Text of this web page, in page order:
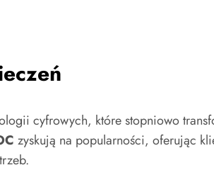
cyfrowych, które stopniowo
zyskują na popularności, oferując